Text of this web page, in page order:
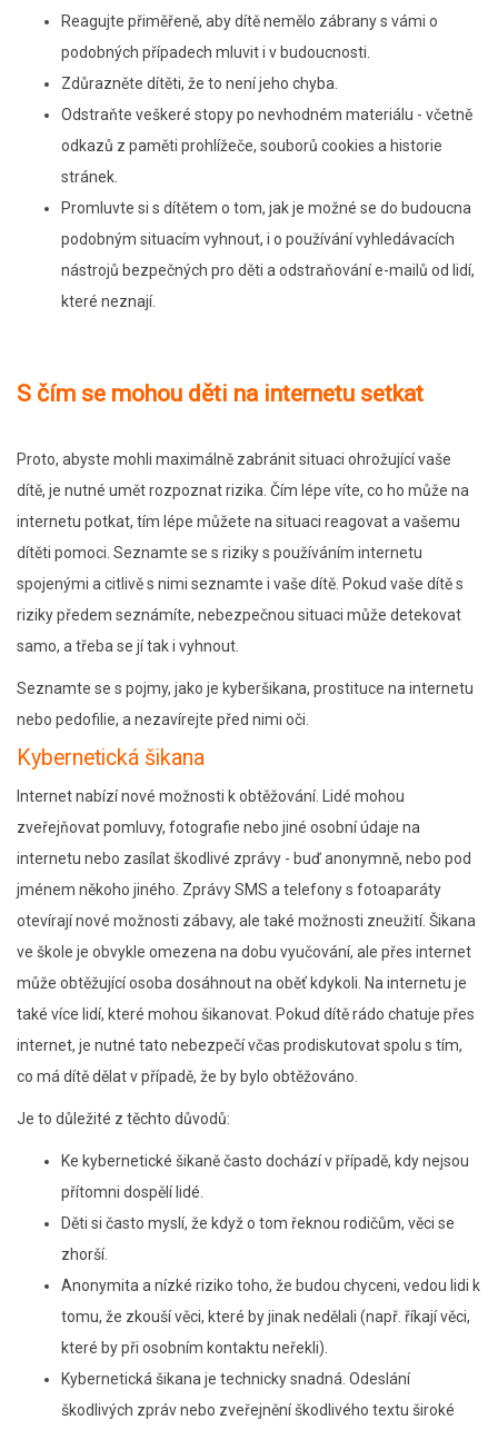
Reagujte přiměřeně, aby dítě nemělo zábrany s vámi o
podobných případech mluvit i v budoucnosti.
Zdůrazněte dítěti, že to není jeho chyba.
Odstraňte veškeré stopy po nevhodném materiálu - včetně
odkazů z paměti prohlížeče, souborů cookies a historie
stránek.
Promluvte si s dítětem o tom, jak je možné se do budoucna
podobným situacím vyhnout, i o používání vyhledávacích
nástrojů bezpečných pro děti a odstraňování e-mailů od lidí,
které neznají.
S čím se mohou děti na internetu setkat
Proto, abyste mohli maximálně zabránit situaci ohrožující vaše
dítě, je nutné umět rozpoznat rizika. Čím lépe víte, co ho může na
internetu potkat, tím lépe můžete na situaci reagovat a vašemu
dítěti pomoci. Seznamte se s riziky s používáním internetu
spojenými a citlivě s nimi seznamte i vaše dítě. Pokud vaše dítě s
riziky předem seznámíte, nebezpečnou situaci může detekovat
samo, a třeba se jí tak i vyhnout.
Seznamte se s pojmy, jako je kyberšikana, prostituce na internetu
nebo pedofilie, a nezavírejte před nimi oči.
Kybernetická šikana
Internet nabízí nové možnosti k obtěžování. Lidé mohou
zveřejňovat pomluvy, fotografie nebo jiné osobní údaje na
internetu nebo zasílat škodlivé zprávy - buď anonymně, nebo pod
jménem někoho jiného. Zprávy SMS a telefony s fotoaparáty
otevírají nové možnosti zábavy, ale také možnosti zneužití. Šikana
ve škole je obvykle omezena na dobu vyučování, ale přes internet
může obtěžující osoba dosáhnout na oběť kdykoli. Na internetu je
také více lidí, které mohou šikanovat. Pokud dítě rádo chatuje přes
internet, je nutné tato nebezpečí včas prodiskutovat spolu s tím,
co má dítě dělat v případě, že by bylo obtěžováno.
Je to důležité z těchto důvodů:
Ke kybernetické šikaně často dochází v případě, kdy nejsou
přítomni dospělí lidé.
Děti si často myslí, že když o tom řeknou rodičům, věci se
zhorší.
Anonymita a nízké riziko toho, že budou chyceni, vedou lidi k
tomu, že zkouší věci, které by jinak nedělali (např. říkají věci,
které by při osobním kontaktu neřekli).
Kybernetická šikana je technicky snadná. Odeslání
škodlivých zpráv nebo zveřejnění škodlivého textu široké